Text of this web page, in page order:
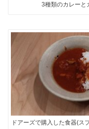
3種類のカレーと
ドアーズで購入した食器(ス